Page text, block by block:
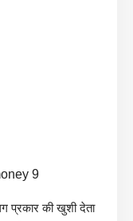
9
प्रकार की खुशी देता